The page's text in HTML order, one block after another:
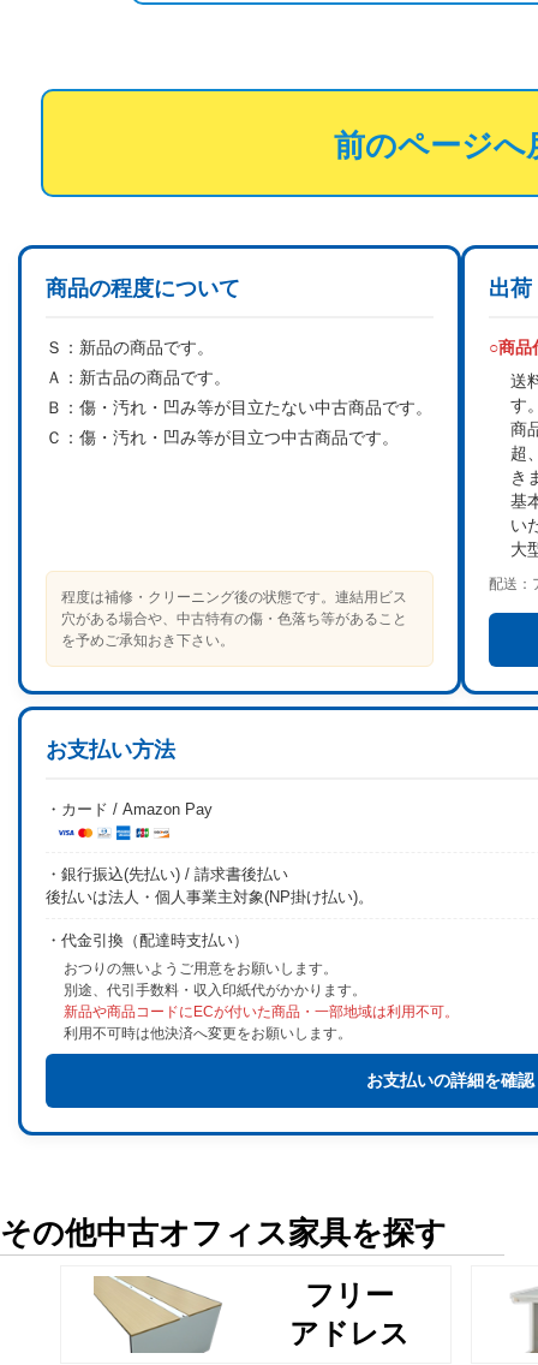
前のページへ
商品の程度について
Ｓ： 新品の商品です。
Ａ： 新古品の商品です。
Ｂ： 傷・汚れ・凹み等が目立たない中古商品です。
Ｃ： 傷・汚れ・凹み等が目立つ中古商品です。
程度は補修・クリーニング後の状態です。連結用ビス
穴がある場合や、中古特有の傷・色落ち等があること
を予めご承知おき下さい。
出荷
○商品
送
す
商
超
き
基
い
大
配送：
お支払い方法
・カード / Amazon Pay
・銀行振込(先払い) / 請求書後払い
後払いは法人・個人事業主対象(NP掛け払い)。
・代金引換（配達時支払い）
おつりの無いようご用意をお願いします。
別途、代引手数料・収入印紙代がかかります。
新品や商品コードにECが付いた商品・一部地域は利用不可。
利用不可時は他決済へ変更をお願いします。
お支払いの詳細を確認
その他中古オフィス家具を探す
フリー
アドレス